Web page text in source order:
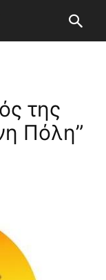
της
Πόλη”